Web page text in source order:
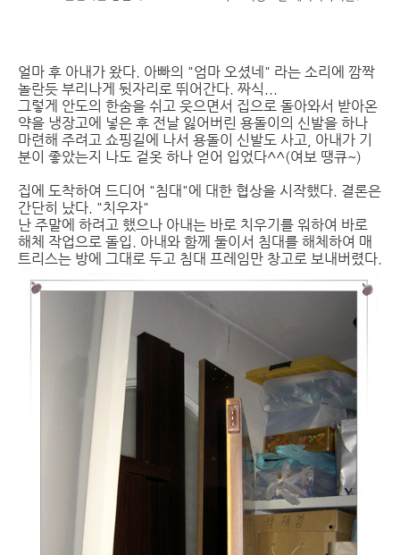
얼마 후 아내가 왔다. 아빠의 "엄마 오셨네" 라는 소리에 깜짝
놀란듯 부리나게 뒷자리로 뛰어간다. 짜식...
그렇게 안도의 한숨을 쉬고 웃으면서 집으로 돌아와서 받아온
약을 냉장고에 넣은 후 전날 잃어버린 용돌이의 신발을 하나
마련해 주려고 쇼핑길에 나서 용돌이 신발도 사고, 아내가 기
분이 좋았는지 나도 겉옷 하나 얻어 입었다^^(여보 땡큐~)
집에 도착하여 드디어 "침대"에 대한 협상을 시작했다. 결론은
간단히 났다. "치우자"
난 주말에 하려고 했으나 아내는 바로 치우기를 워하여 바로
해체 작업으로 돌입. 아내와 함께 둘이서 침대를 해체하여 매
트리스는 방에 그대로 두고 침대 프레임만 창고로 보내버렸다.